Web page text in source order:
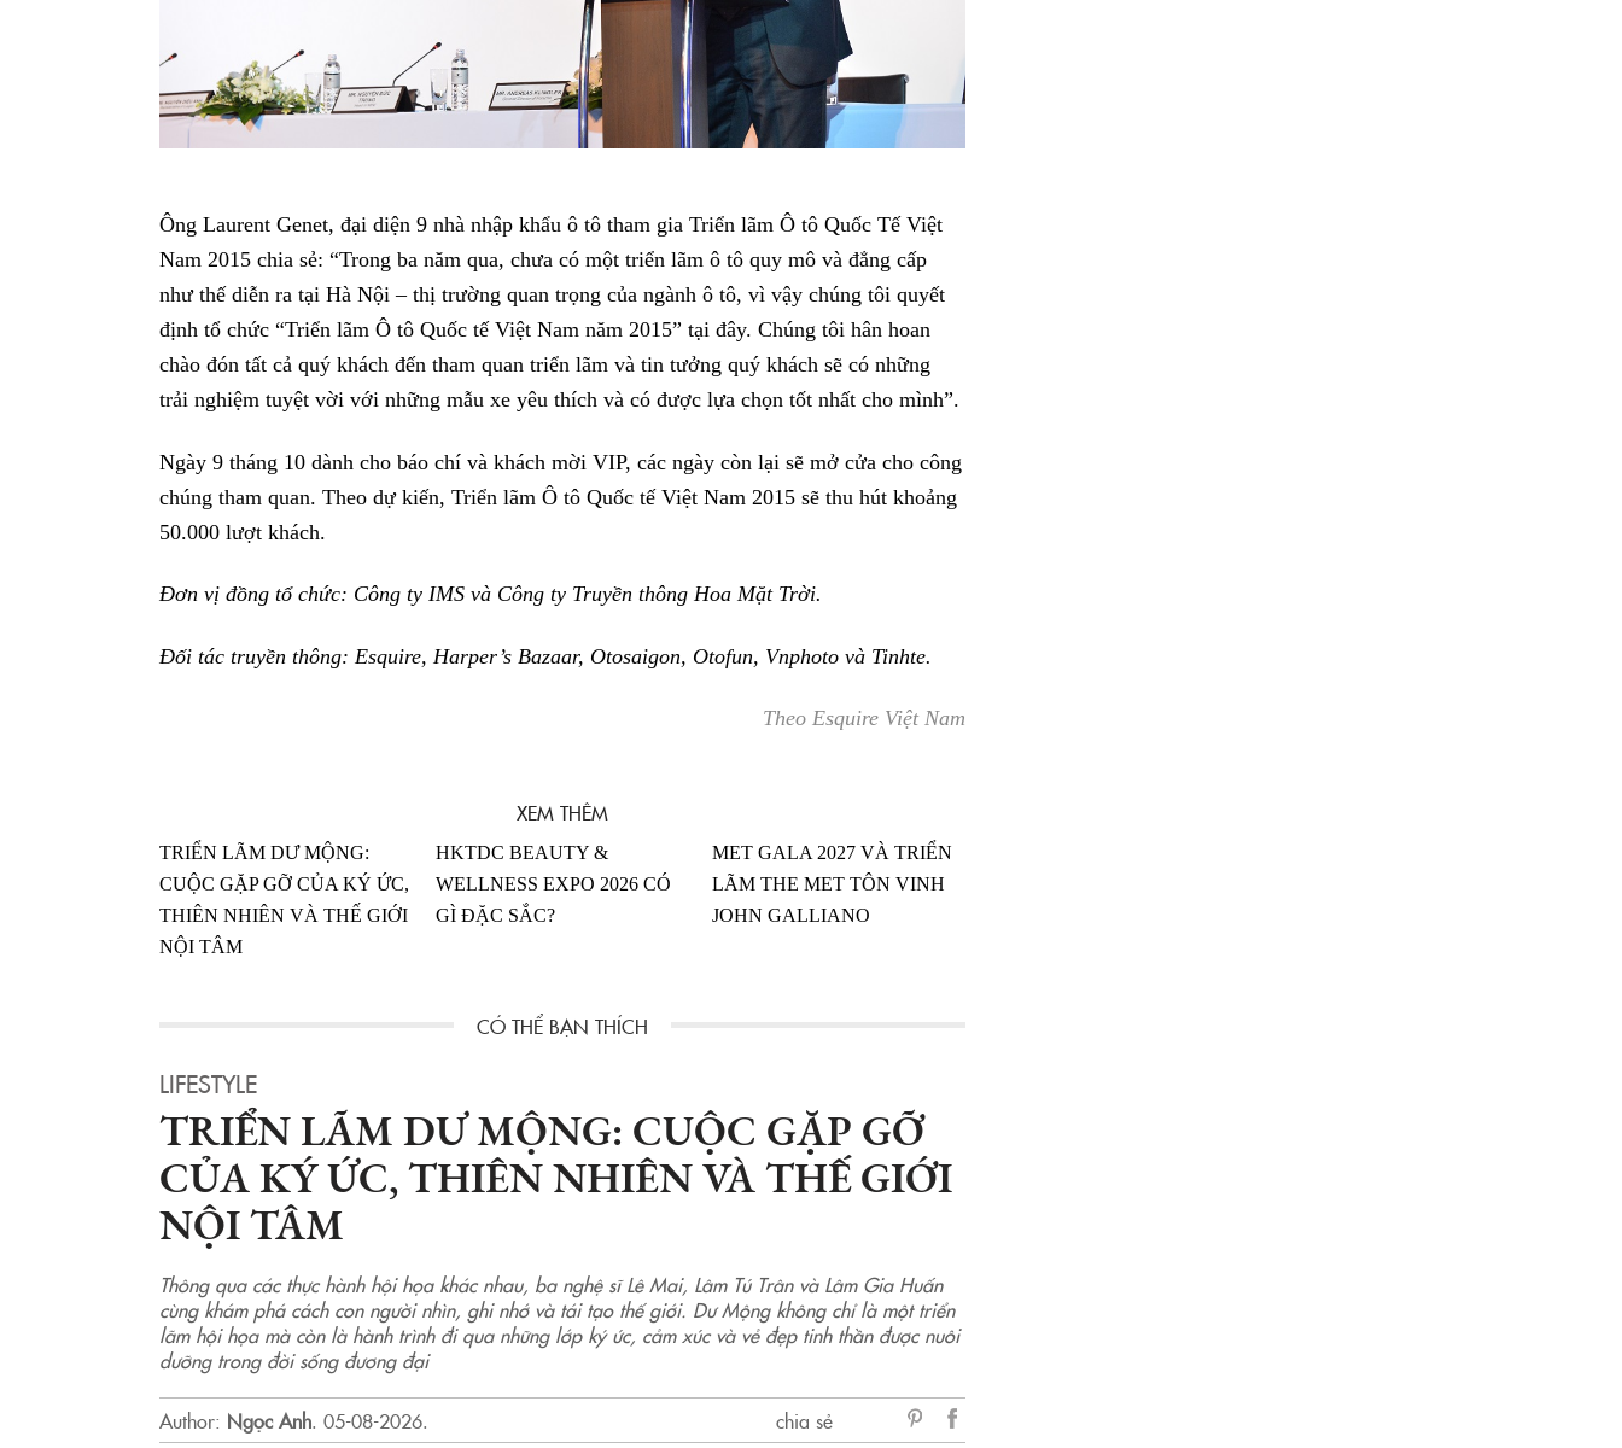
Ông Laurent Genet, đại diện 9 nhà nhập khẩu ô tô tham gia Triển lãm Ô tô Quốc Tế Việt
Nam 2015 chia sẻ: “Trong ba năm qua, chưa có một triển lãm ô tô quy mô và đẳng cấp
như thế diễn ra tại Hà Nội – thị trường quan trọng của ngành ô tô, vì vậy chúng tôi quyết
định tổ chức “Triển lãm Ô tô Quốc tế Việt Nam năm 2015” tại đây. Chúng tôi hân hoan
chào đón tất cả quý khách đến tham quan triển lãm và tin tưởng quý khách sẽ có những
trải nghiệm tuyệt vời với những mẫu xe yêu thích và có được lựa chọn tốt nhất cho mình”.
Ngày 9 tháng 10 dành cho báo chí và khách mời VIP, các ngày còn lại sẽ mở cửa cho công
chúng tham quan. Theo dự kiến, Triển lãm Ô tô Quốc tế Việt Nam 2015 sẽ thu hút khoảng
50.000 lượt khách.
Đơn vị đồng tổ chức: Công ty IMS và Công ty Truyền thông Hoa Mặt Trời.
Đối tác truyền thông: Esquire, Harper’s Bazaar, Otosaigon, Otofun, Vnphoto và Tinhte.
Theo Esquire Việt Nam
XEM THÊM
TRIỂN LÃM DƯ MỘNG:
CUỘC GẶP GỠ CỦA KÝ ỨC,
THIÊN NHIÊN VÀ THẾ GIỚI
NỘI TÂM
HKTDC BEAUTY &
WELLNESS EXPO 2026 CÓ
GÌ ĐẶC SẮC?
MET GALA 2027 VÀ TRIỂN
LÃM THE MET TÔN VINH
JOHN GALLIANO
LIFESTYLE
TRIỂN LÃM DƯ MỘNG: CUỘC GẶP GỠ
CỦA KÝ ỨC, THIÊN NHIÊN VÀ THẾ GIỚI
NỘI TÂM
Thông qua các thực hành hội họa khác nhau, ba nghệ sĩ Lê Mai, Lâm Tú Trân và Lâm Gia Huấn
cùng khám phá cách con người nhìn, ghi nhớ và tái tạo thế giới. Dư Mộng không chỉ là một triển
lãm hội họa mà còn là hành trình đi qua những lớp ký ức, cảm xúc và vẻ đẹp tinh thần được nuôi
dưỡng trong đời sống đương đại
Author: Ngọc Anh. 05-08-2026.
chia sẻ